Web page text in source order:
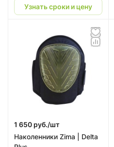
Узнать сроки и цену
1 650 руб./шт
Наколенники Zima | Delta